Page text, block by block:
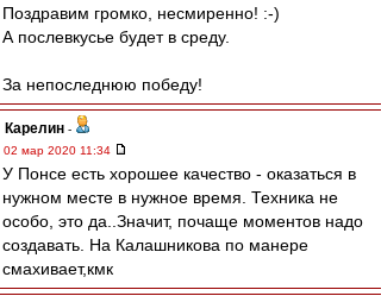
Поздравим громко, несмиренно! :-)
А послевкусье будет в среду.
За непоследнюю победу!
Карелин -
02 мар 2020 11:34
У Понсе есть хорошее качество - оказаться в
нужном месте в нужное время. Техника не
особо, это да..Значит, почаще моментов надо
создавать. На Калашникова по манере
смахивает,кмк